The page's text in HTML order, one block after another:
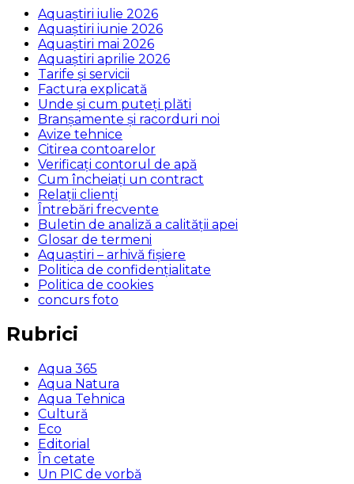
Aquaștiri iulie 2026
Aquaștiri iunie 2026
Aquaștiri mai 2026
Aquaștiri aprilie 2026
Tarife și servicii
Factura explicată
Unde și cum puteţi plăti
Branșamente și racorduri noi
Avize tehnice
Citirea contoarelor
Verificaţi contorul de apă
Cum încheiaţi un contract
Relaţii clienţi
Întrebări frecvente
Buletin de analiză a calităţii apei
Glosar de termeni
Aquaștiri – arhivă fișiere
Politica de confidențialitate
Politica de cookies
concurs foto
Rubrici
Aqua 365
Aqua Natura
Aqua Tehnica
Cultură
Eco
Editorial
În cetate
Un PIC de vorbă